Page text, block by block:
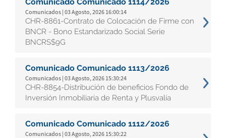
Comunicados | 03 Agosto, 2026 16:00:14
CHR-8861-Contrato de Colocación de Firme con
BNCR - Bono Estandarizado Social Serie
BNCRS$9G
Comunicado Comunicado 1113/2026
Comunicados | 03 Agosto, 2026 15:30:24
CHR-8854-Distribución de beneficios Fondo de
Inversión Inmobiliaria de Renta y Plusvalía
Comunicado Comunicado 1112/2026
Comunicados | 03 Agosto, 2026 15:30:22